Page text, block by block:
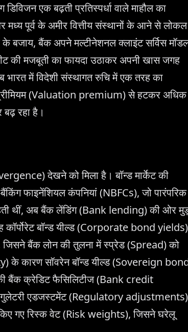
एक बढ़ती प्रतिस्पर्धा वाले माहौल का
मध्य पूर्व के अमीर वित्तीय संस्थानों के आने से लोकल
के बजाय, बैंक अपने मल्टीनेशनल क्लाइंट सर्विस
की मजबूती का फायदा उठाकर अपनी खास जगह
में विदेशी संस्थागत रुचि में एक तरह का
(Valuation premium) से हटकर अधिक
रहा है।
देखने को मिला है। बॉन्ड मार्केट की
फाइनेंशियल कंपनियां (NBFCs), जो पारंपरिक
थीं, अब बैंक लेंडिंग (Bank lending) की ओर
बॉन्ड यील्ड (Corporate bond yields)
बैंक लोन की तुलना में स्प्रेड (Spread) को
के कारण सॉवरेन बॉन्ड यील्ड (Sovereign
बैंक क्रेडिट फैसिलिटीज (Bank credit
एडजस्टमेंट (Regulatory adjustments)
गए रिस्क वेट (Risk weights), जिसने घरेलू